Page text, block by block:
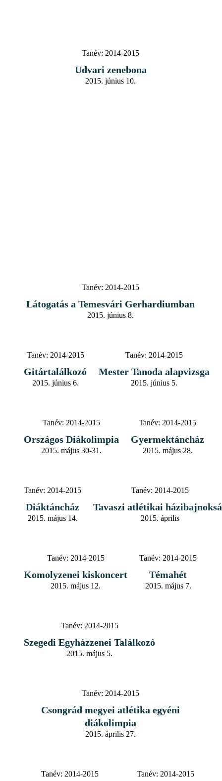
Tanév: 2014-2015
Udvari zenebona
2015. június 10.
Tanév: 2014-2015
Látogatás a Temesvári Gerhardiumban
2015. június 8.
Tanév: 2014-2015
Gitártalálkozó
2015. június 6.
Tanév: 2014-2015
Mester Tanoda alapvizsga
2015. június 5.
Tanév: 2014-2015
Országos Diákolimpia
2015. május 30-31.
Tanév: 2014-2015
Gyermektáncház
2015. május 28.
Tanév: 2014-2015
Diáktáncház
2015. május 14.
Tanév: 2014-2015
Tavaszi atlétikai
2015. április
Tanév: 2014-2015
Komolyzenei kiskoncert
2015. május 12.
Tanév: 2014-2015
Témahét
2015. május 7.
Tanév: 2014-2015
Szegedi Egyházzenei Találkozó
2015. május 5.
Tanév: 2014-2015
Csongrád megyei atlétika egyéni
diákolimpia
2015. április 27.
Tanév: 2014-2015 Tanév: 2014-2015